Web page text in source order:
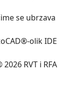
se ubrzava
olik IDE
RVT i RFA